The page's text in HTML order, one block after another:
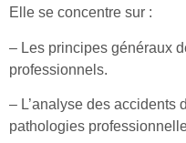
Elle se concentre sur :
– Les principes généraux
professionnels.
– L’analyse des accidents
pathologies